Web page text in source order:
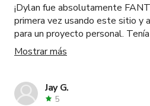
¡Dylan fue absolutamente
primera vez usando este sitio y
para un proyecto personal.
Dylan fue muy minucioso y se
claro antes de hacer la reserva.
unos meses para realizar un
este espacio será nuestro hogar
Mostrar más
Jay G.
5